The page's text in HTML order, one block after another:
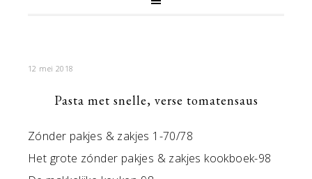
12 mei 2018
Pasta met snelle, verse tomatensaus
Zónder pakjes & zakjes 1-70/78
Het grote zónder pakjes & zakjes kookboek-98